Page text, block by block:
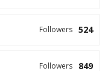
524
Followers
849
Followers